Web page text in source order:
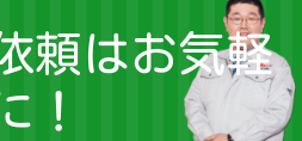
頼はお気軽
！